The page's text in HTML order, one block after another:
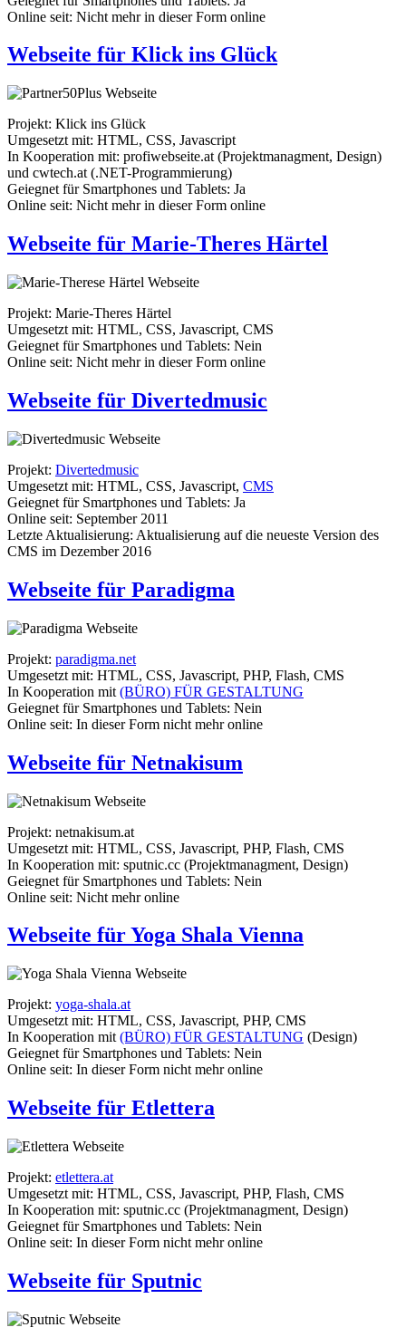
Online seit: Nicht mehr in dieser Form online
Webseite für Klick ins Glück
Projekt: Klick ins Glück
Umgesetzt mit: HTML, CSS, Javascript
In Kooperation mit: profiwebseite.at (Projektmanagment, Design)
und cwtech.at (.NET-Programmierung)
Geiegnet für Smartphones und Tablets: Ja
Online seit: Nicht mehr in dieser Form online
Webseite für Marie-Theres Härtel
Projekt: Marie-Theres Härtel
Umgesetzt mit: HTML, CSS, Javascript, CMS
Geiegnet für Smartphones und Tablets: Nein
Online seit: Nicht mehr in dieser Form online
Webseite für Divertedmusic
Projekt: Divertedmusic
Umgesetzt mit: HTML, CSS, Javascript, CMS
Geiegnet für Smartphones und Tablets: Ja
Online seit: September 2011
Letzte Aktualisierung: Aktualisierung auf die neueste Version des
CMS im Dezember 2016
Webseite für Paradigma
Projekt: paradigma.net
Umgesetzt mit: HTML, CSS, Javascript, PHP, Flash, CMS
In Kooperation mit (BÜRO) FÜR GESTALTUNG
Geiegnet für Smartphones und Tablets: Nein
Online seit: In dieser Form nicht mehr online
Webseite für Netnakisum
Projekt: netnakisum.at
Umgesetzt mit: HTML, CSS, Javascript, PHP, Flash, CMS
In Kooperation mit: sputnic.cc (Projektmanagment, Design)
Geiegnet für Smartphones und Tablets: Nein
Online seit: Nicht mehr online
Webseite für Yoga Shala Vienna
Projekt: yoga-shala.at
Umgesetzt mit: HTML, CSS, Javascript, PHP, CMS
In Kooperation mit (BÜRO) FÜR GESTALTUNG (Design)
Geiegnet für Smartphones und Tablets: Nein
Online seit: In dieser Form nicht mehr online
Webseite für Etlettera
Projekt: etlettera.at
Umgesetzt mit: HTML, CSS, Javascript, PHP, Flash, CMS
In Kooperation mit: sputnic.cc (Projektmanagment, Design)
Geiegnet für Smartphones und Tablets: Nein
Online seit: In dieser Form nicht mehr online
Webseite für Sputnic